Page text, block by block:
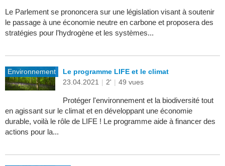
Le Parlement se prononcera sur une législation visant à soutenir
le passage à une économie neutre en carbone et proposera des
stratégies pour l’hydrogène et les systèmes...
Environnement
Le programme LIFE et le climat
23.04.2021 | 2' | 49 vues
Protéger l'environnement et la biodiversité tout
en agissant sur le climat et en développant une économie
durable, voilà le rôle de LIFE ! Le programme aide à financer des
actions pour la...